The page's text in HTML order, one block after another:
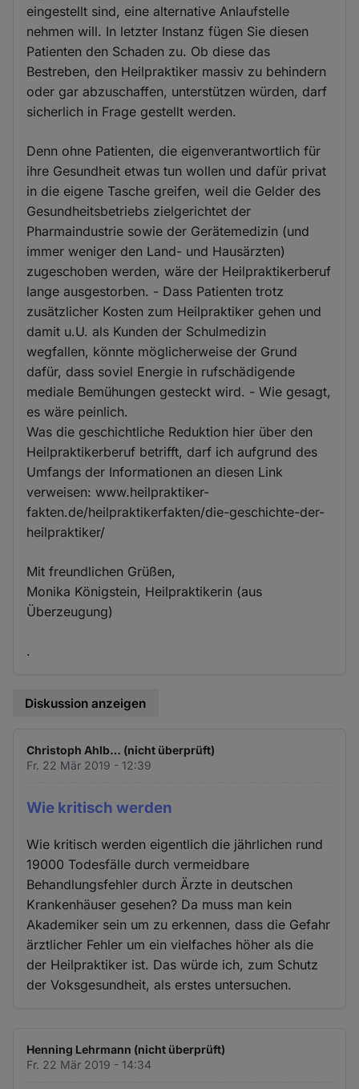
eingestellt sind, eine alternative Anlaufstelle
nehmen will. In letzter Instanz fügen Sie diesen
Patienten den Schaden zu. Ob diese das
Bestreben, den Heilpraktiker massiv zu behindern
oder gar abzuschaffen, unterstützen würden, darf
sicherlich in Frage gestellt werden.
Denn ohne Patienten, die eigenverantwortlich für
ihre Gesundheit etwas tun wollen und dafür privat
in die eigene Tasche greifen, weil die Gelder des
Gesundheitsbetriebs zielgerichtet der
Pharmaindustrie sowie der Gerätemedizin (und
immer weniger den Land- und Hausärzten)
zugeschoben werden, wäre der Heilpraktikerberuf
lange ausgestorben. - Dass Patienten trotz
zusätzlicher Kosten zum Heilpraktiker gehen und
damit u.U. als Kunden der Schulmedizin
wegfallen, könnte möglicherweise der Grund
dafür, dass soviel Energie in rufschädigende
mediale Bemühungen gesteckt wird. - Wie gesagt,
es wäre peinlich.
Was die geschichtliche Reduktion hier über den
Heilpraktikerberuf betrifft, darf ich aufgrund des
Umfangs der Informationen an diesen Link
verweisen: www.heilpraktiker-
fakten.de/heilpraktikerfakten/die-geschichte-der-
heilpraktiker/
Mit freundlichen Grüßen,
Monika Königstein, Heilpraktikerin (aus
Überzeugung)
.
Diskussion anzeigen
Christoph Ahlb… (nicht überprüft)
Fr. 22 Mär 2019 - 12:39
Wie kritisch werden
Wie kritisch werden eigentlich die jährlichen rund
19000 Todesfälle durch vermeidbare
Behandlungsfehler durch Ärzte in deutschen
Krankenhäuser gesehen? Da muss man kein
Akademiker sein um zu erkennen, dass die Gefahr
ärztlicher Fehler um ein vielfaches höher als die
der Heilpraktiker ist. Das würde ich, zum Schutz
der Voksgesundheit, als erstes untersuchen.
Henning Lehrmann (nicht überprüft)
Fr. 22 Mär 2019 - 14:34